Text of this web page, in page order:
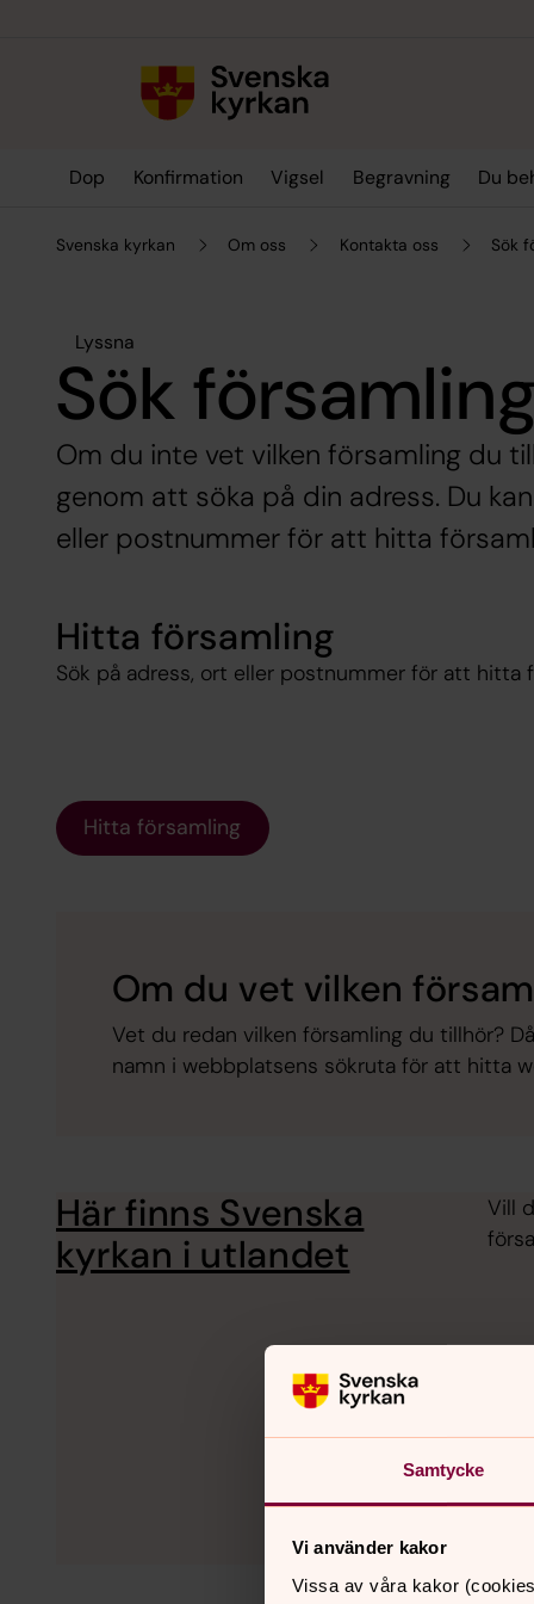
Samtycke
Vi använder kakor
Vissa av våra kakor
Dop Konfirmation Vigsel Begravning Du
Svenska kyrkan Om oss Kontakta oss Sök
Lyssna
Sök
Om du inte vet vilken församling du
genom att söka på din adress. Du
eller postnummer för att hitta
Hitta församling
Sök på adress, ort eller postnummer för att hitta
Hitta församling
Om du vet vilken
Vet du redan vilken församling du tillhör?
namn i webbplatsens sökruta för att hitta
Här finns Svenska
kyrkan i utlandet
Vill